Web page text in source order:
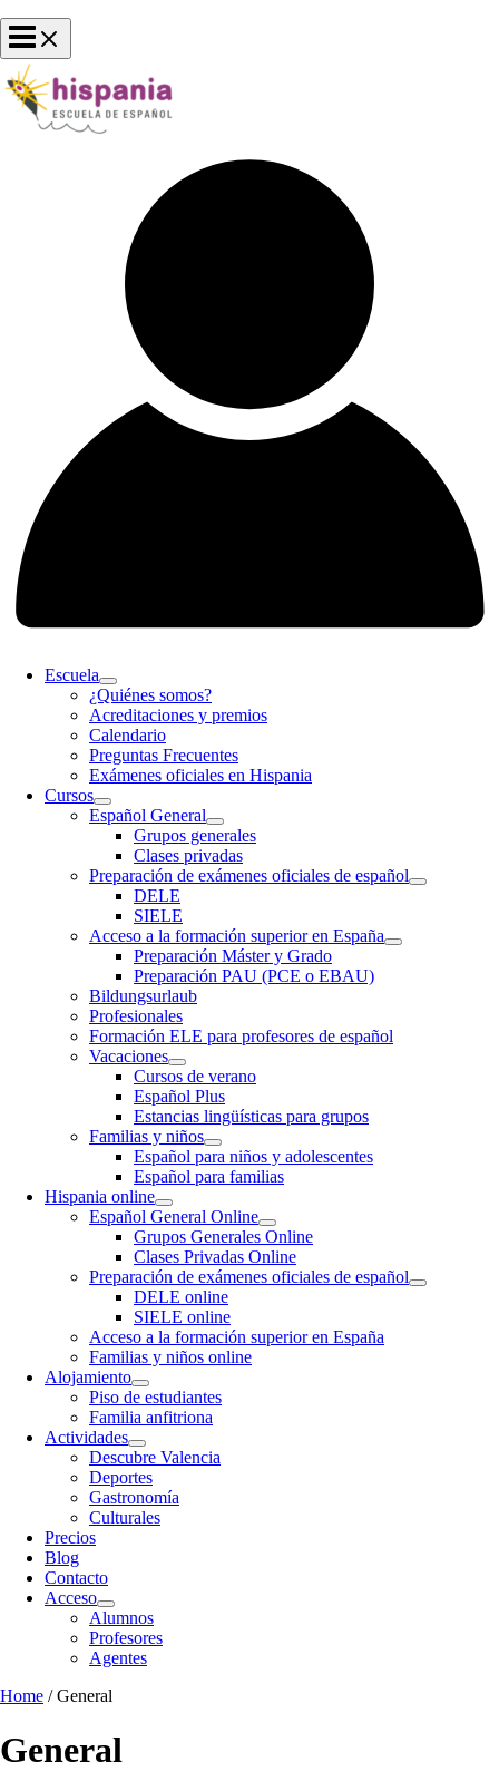
Escuela
¿Quiénes somos?
Acreditaciones y premios
Calendario
Preguntas Frecuentes
Exámenes oficiales en Hispania
Cursos
Español General
Grupos generales
Clases privadas
Preparación de exámenes oficiales de español
DELE
SIELE
Acceso a la formación superior en España
Preparación Máster y Grado
Preparación PAU (PCE o EBAU)
Bildungsurlaub
Profesionales
Formación ELE para profesores de español
Vacaciones
Cursos de verano
Español Plus
Estancias lingüísticas para grupos
Familias y niños
Español para niños y adolescentes
Español para familias
Hispania online
Español General Online
Grupos Generales Online
Clases Privadas Online
Preparación de exámenes oficiales de español
DELE online
SIELE online
Acceso a la formación superior en España
Familias y niños online
Alojamiento
Piso de estudiantes
Familia anfitriona
Actividades
Descubre Valencia
Deportes
Gastronomía
Culturales
Precios
Blog
Contacto
Acceso
Alumnos
Profesores
Agentes
Home / General
General